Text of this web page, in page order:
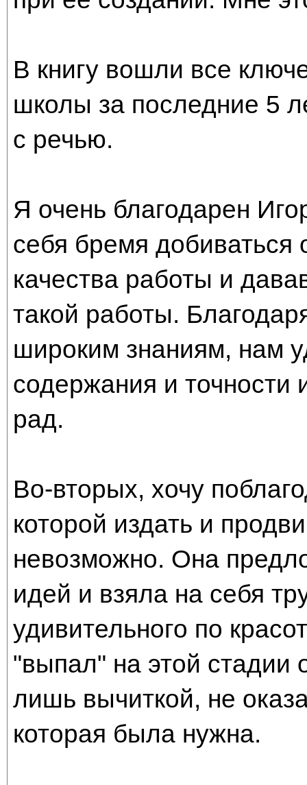
В книгу вошли все
школы за последние 5
с речью.
Я очень благодарен
себя бремя добиваться
качества работы и
такой работы.
широким знаниям, нам
содержания и точности
рад.
Во-вторых, хочу
которой издать и
невозможно. Она
идей и взяла на себя
удивительного по
"выпал" на этой стадии
лишь вычиткой, не
которая была нужна.